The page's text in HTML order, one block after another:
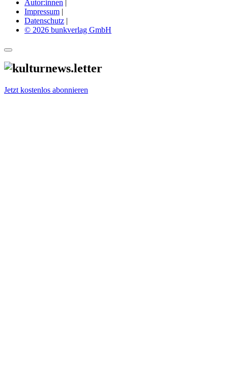
Autor:innen |
Impressum |
Datenschutz |
© 2026 bunkverlag GmbH
Jetzt kostenlos abonnieren